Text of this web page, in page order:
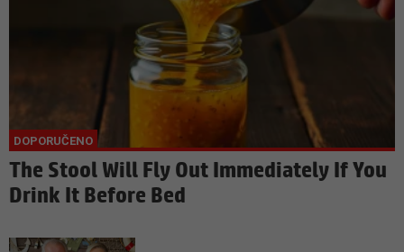
The Stool Will Fly Out Immediately If You
Drink It Before Bed